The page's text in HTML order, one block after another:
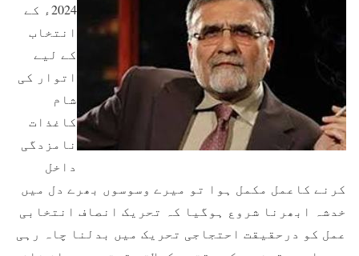
2024ء کے
انتخاب
کے لیے
اتوار کی
شام
کاغذات
نامزدگی
داخل
کرنے کاعمل مکمل ہوا تو میرے وسوسوں بھرے دل میں
خدشہ ابھرنا شروع ہوگیا کہ تحریک انصاف انتخابی
عمل کو درحقیقت احتجاجی تحریک میں بدلنا چاہ رہی